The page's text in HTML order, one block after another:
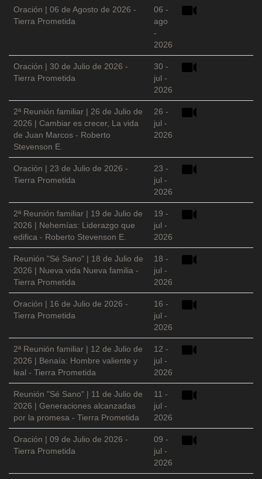
Oración | 06 de Agosto de 2026 -
Tierra Prometida
06 -
ago
-
2026
Oración | 30 de Julio de 2026 -
Tierra Prometida
30 -
jul -
2026
2ª Reunión familiar | 26 de Julio de
2026 | Cambiar es crecer, La vida
de Juan Marcos - Roberto
Stevenson E.
26 -
jul -
2026
Oración | 23 de Julio de 2026 -
Tierra Prometida
23 -
jul -
2026
2ª Reunión familiar | 19 de Julio de
2026 | Nehemías: Liderazgo que
edifica - Roberto Stevenson E.
19 -
jul -
2026
Reunión "Sé Sano" | 18 de Julio de
2026 | Nueva vida Nueva familia -
Tierra Prometida
18 -
jul -
2026
Oración | 16 de Julio de 2026 -
Tierra Prometida
16 -
jul -
2026
2ª Reunión familiar | 12 de Julio de
2026 | Benaía: Hombre valiente y
leal - Tierra Prometida
12 -
jul -
2026
Reunión "Sé Sano" | 11 de Julio de
2026 | Generaciones alcanzadas
por la promesa - Tierra Prometida
11 -
jul -
2026
Oración | 09 de Julio de 2026 -
Tierra Prometida
09 -
jul -
2026